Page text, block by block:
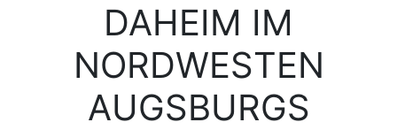
DAHEIM IM
NORDWESTEN
AUGSBURGS